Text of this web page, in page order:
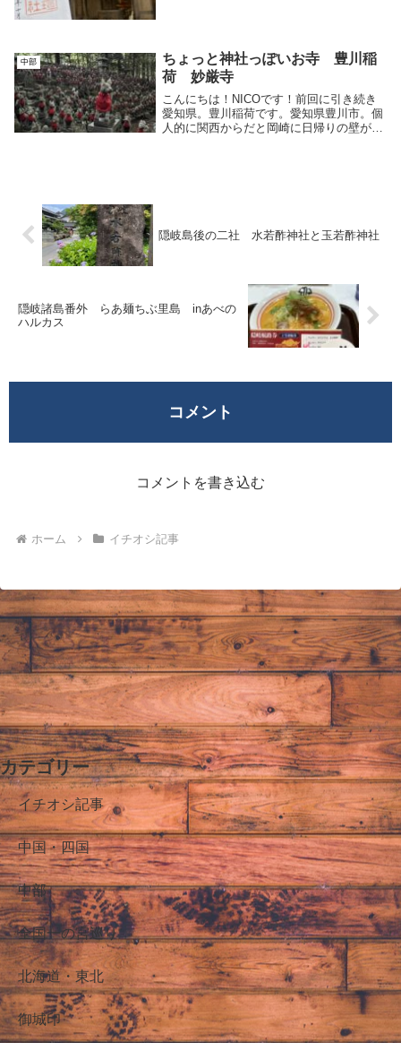
中部
ちょっと神社っぽいお寺 豊川稲
荷 妙厳寺
こんにちは！NICOです！前回に引き続き
愛知県。豊川稲荷です。愛知県豊川市。個
人的に関西からだと岡崎に日帰りの壁があ
隠岐島後の二社 水若酢神社と玉若酢神社
隠岐諸島番外 らあ麺ちぶ里島 inあべの
ハルカス
コメント
コメントを書き込む
ホーム イチオシ記事
カテゴリー
イチオシ記事
中国・四国
中部
全国一の宮巡り
北海道・東北
御城印